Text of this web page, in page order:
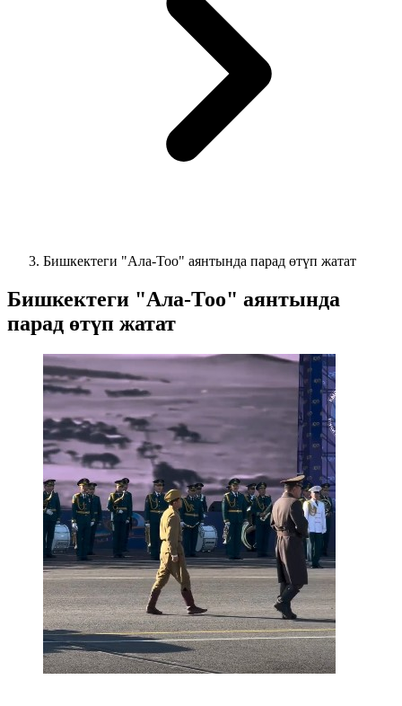
Бишкектеги "Ала-Тоо" аянтында парад өтүп жатат
Бишкектеги "Ала-Тоо" аянтында
парад өтүп жатат